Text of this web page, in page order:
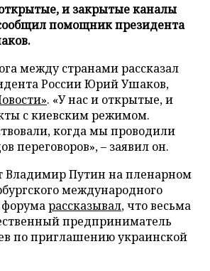
и закрытые каналы
помощник президента
между странами рассказал
России Юрий Ушаков,
. «У нас и открытые, и
с киевским режимом.
когда мы проводили
переговоров», – заявил он.
Владимир Путин на пленарном
международного
форумарассказывал, что весьма
предприниматель
по приглашению украинской